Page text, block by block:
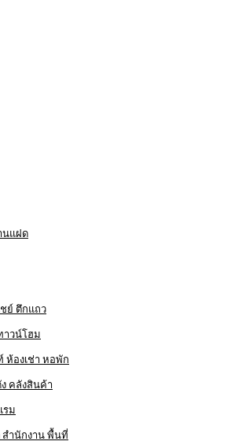
นแฝด
ย์ ตึกแถว
าวน์โฮม
ห้องเช่า หอพัก
คลังสินค้า
รม
ำนักงาน พื้นที่